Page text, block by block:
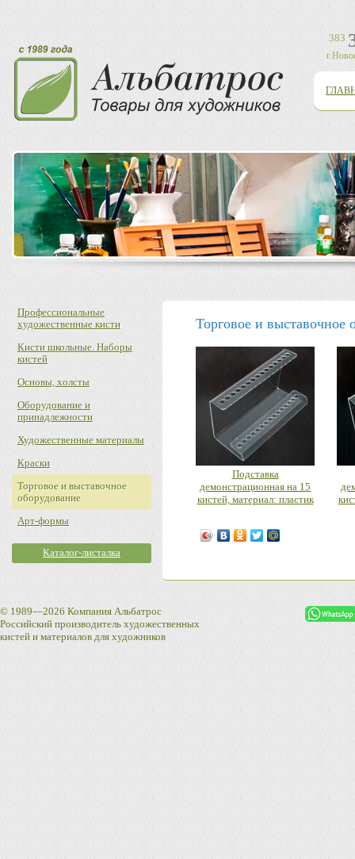
383
Торговое и выставочное
Подставка
демонстрационная на 15
кистей, материал: пластик
Профессиональные
художественные кисти
Кисти школьные. Наборы
кистей
Основы, холсты
Оборудование и
принадлежности
Художественные материалы
Краски
Торговое и выставочное
оборудование
Арт-формы
Каталог-листалка
© 1989—2026 Компания Альбатрос
Российский производитель художественных
кистей и материалов для художников